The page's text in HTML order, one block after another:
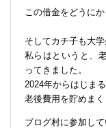
この借金をどうに
そしてカチ子も大学
私らはというと、
ってきました。
2024年からはじま
老後費用を貯めまく
ブログ村に参加して